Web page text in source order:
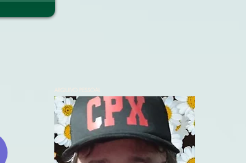
ARQUIVO PESSOAL